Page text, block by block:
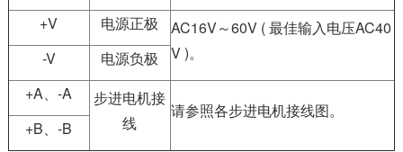
+V
电源正极
AC16V～60V ( 最佳输入电压AC40
V )。
-V
电源负极
+A、-A
步进电机接
线
请参照各步进电机接线图。
+B、-B